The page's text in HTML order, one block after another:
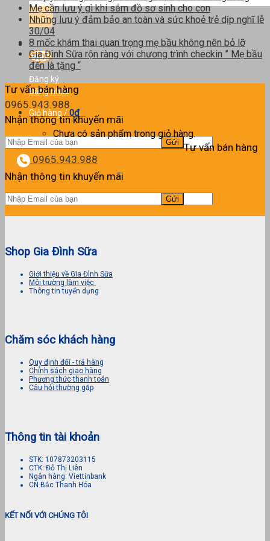
Đăng ký
Đăng nhập
Giỏ hàng /0₫
Chưa có sản phẩm trong giỏ hàng.
Mẹ cần lưu ý gì khi sắm đồ sơ sinh cho con
Những lưu ý đảm bảo an toàn và sức khoẻ trẻ dịp nghĩ lễ
30/04
8 mốc khám thai quan trọng mẹ bầu không nên bỏ lỡ
Gia Đình Sữa rộn ràng với chương trình checkin ” Mẹ bầu
đến là tặng “
Tư vấn bán hàng
0965.943.988
Nhận thông tin khuyến mãi
Tư vấn bán hàng
0965.943.988
Nhận thông tin khuyến mãi
Shop Gia Đình Sữa
Giới thiệu về Gia Đình Sữa
Môi trường làm việc
Thông tin tuyển dụng
Chăm sóc khách hàng
Quy định đổi - trả hàng
Chính sách giao hàng
Phương thức thanh toán
Câu hỏi thường gặp
Thông tin tài khoản
STK: 107873203115
CTK: Đỗ Thị Liên
Ngân hàng: Viettinbank
CN Bắc Thanh Hóa
KẾT NỐI VỚI CHÚNG TÔI